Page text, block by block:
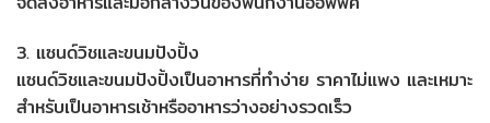
3. แซนด์วิชและขนมปังปิ้ง
แซนด์วิชและขนมปังปิ้งเป็นอาหารที่ทำง่าย ราคาไม่แพง และเหมาะ
สำหรับเป็นอาหารเช้าหรืออาหารว่างอย่างรวดเร็ว